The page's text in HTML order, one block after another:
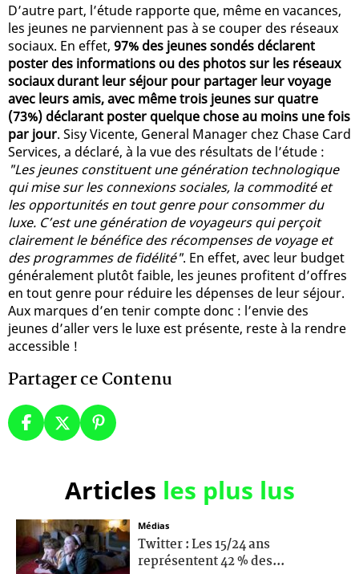
D’autre part, l’étude rapporte que, même en vacances,
les jeunes ne parviennent pas à se couper des réseaux
sociaux. En effet, 97% des jeunes sondés déclarent
poster des informations ou des photos sur les réseaux
sociaux durant leur séjour pour partager leur voyage
avec leurs amis, avec même trois jeunes sur quatre
(73%) déclarant poster quelque chose au moins une fois
par jour. Sisy Vicente, General Manager chez Chase Card
Services, a déclaré, à la vue des résultats de l’étude :
"Les jeunes constituent une génération technologique
qui mise sur les connexions sociales, la commodité et
les opportunités en tout genre pour consommer du
luxe. C’est une génération de voyageurs qui perçoit
clairement le bénéfice des récompenses de voyage et
des programmes de fidélité". En effet, avec leur budget
généralement plutôt faible, les jeunes profitent d’offres
en tout genre pour réduire les dépenses de leur séjour.
Aux marques d’en tenir compte donc : l’envie des
jeunes d’aller vers le luxe est présente, reste à la rendre
accessible !
Partager ce Contenu
Articles les plus lus
Médias
Twitter : Les 15/24 ans
représentent 42 % des...